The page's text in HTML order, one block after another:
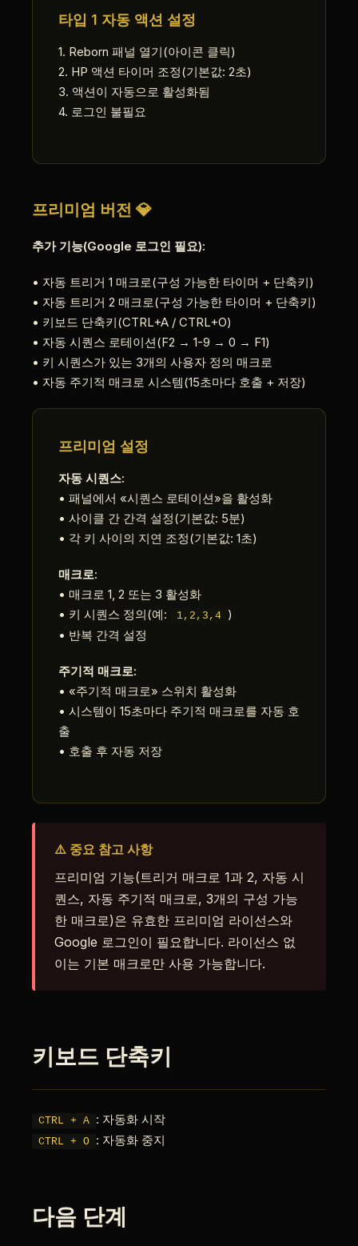
타입 1 자동 액션 설정
1. Reborn 패널 열기(아이콘 클릭)
2. HP 액션 타이머 조정(기본값: 2초)
3. 액션이 자동으로 활성화됨
4. 로그인 불필요
프리미엄 버전 💎
추가 기능(Google 로그인 필요):
• 자동 트리거 1 매크로(구성 가능한 타이머 + 단축키)
• 자동 트리거 2 매크로(구성 가능한 타이머 + 단축키)
• 키보드 단축키(CTRL+A / CTRL+O)
• 자동 시퀀스 로테이션(F2 → 1-9 → 0 → F1)
• 키 시퀀스가 있는 3개의 사용자 정의 매크로
• 자동 주기적 매크로 시스템(15초마다 호출 + 저장)
프리미엄 설정
자동 시퀀스:
• 패널에서 «시퀀스 로테이션»을 활성화
• 사이클 간 간격 설정(기본값: 5분)
• 각 키 사이의 지연 조정(기본값: 1초)
매크로:
• 매크로 1, 2 또는 3 활성화
• 키 시퀀스 정의(예:
1,2,3,4 )
• 반복 간격 설정
주기적 매크로:
• «주기적 매크로» 스위치 활성화
• 시스템이 15초마다 주기적 매크로를 자동 호
출
• 호출 후 자동 저장
⚠️ 중요 참고 사항
프리미엄 기능(트리거 매크로 1과 2, 자동 시
퀀스, 자동 주기적 매크로, 3개의 구성 가능
한 매크로)은 유효한 프리미엄 라이선스와
Google 로그인이 필요합니다. 라이선스 없
이는 기본 매크로만 사용 가능합니다.
키보드 단축키
CTRL + A : 자동화 시작
CTRL + O : 자동화 중지
다음 단계